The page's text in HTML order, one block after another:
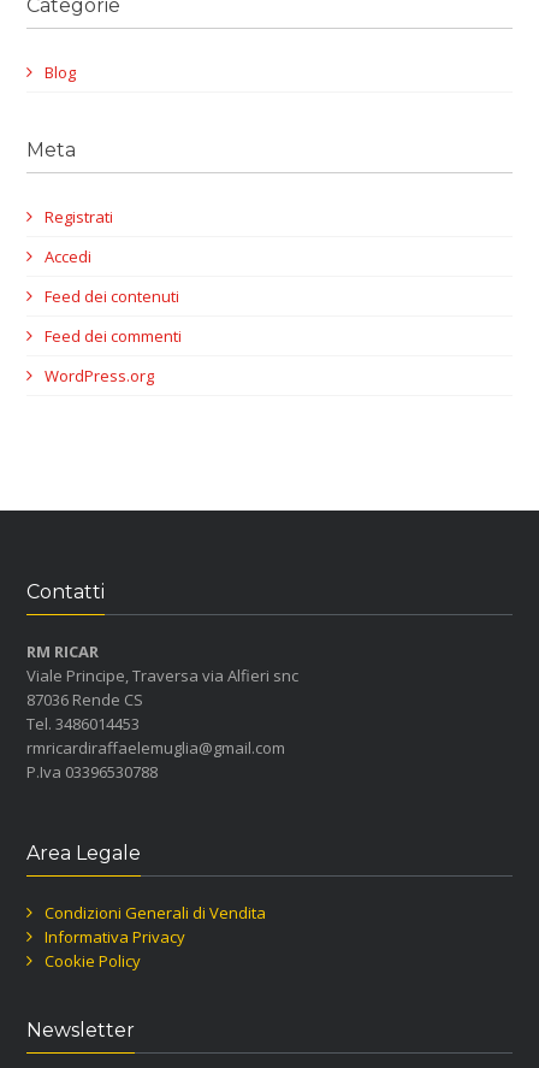
Categorie
Blog
Meta
Registrati
Accedi
Feed dei contenuti
Feed dei commenti
WordPress.org
Contatti
RM RICAR
Viale Principe, Traversa via Alfieri snc
87036 Rende CS
Tel. 3486014453
rmricardiraffaelemuglia@gmail.com
P.Iva 03396530788
Area Legale
Condizioni Generali di Vendita
Informativa Privacy
Cookie Policy
Newsletter